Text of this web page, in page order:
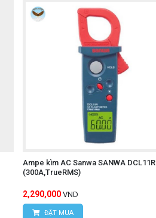
Ampe kìm AC Sanwa SANWA DCL11R
(300A,TrueRMS)
2,290,000 VND
ĐẶT MUA